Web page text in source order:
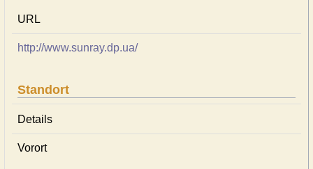
URL
http://www.sunray.dp.ua/
Standort
Details
Vorort